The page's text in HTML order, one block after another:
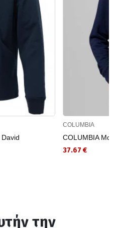
COLUMBIA
COLUMBIA
37.67 €
την